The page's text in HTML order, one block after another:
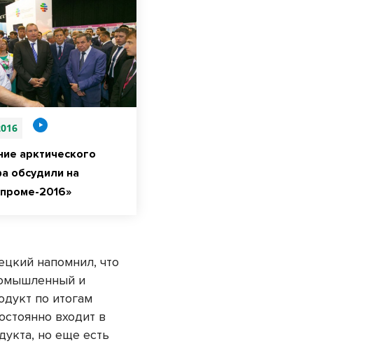
арктического
обсудили на
2016»
напомнил, что
и
по итогам
входит в
но еще есть